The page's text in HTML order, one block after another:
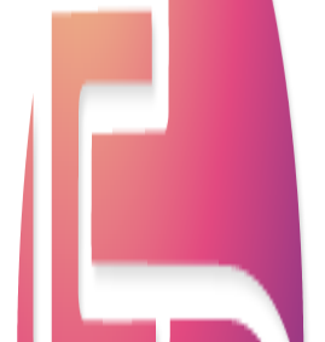
現所需的資金。在這種緊急借款
考慮申請網上貸款。相較於在銀
務公司提供的貸款通常更快捷且
在網上申請私人貸款非常方便，
別注意：
借貸前要三思
三思而後行，不要因一時衝動而
身財務狀況，確保有足夠收入償
款目的，避免不必要的負債。